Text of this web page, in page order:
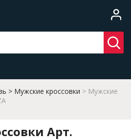
Мужские кроссовки
Мужские
Арт.